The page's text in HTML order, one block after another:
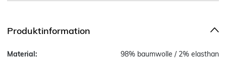
Produktinformation
Material:
98% baumwolle / 2% elasthan